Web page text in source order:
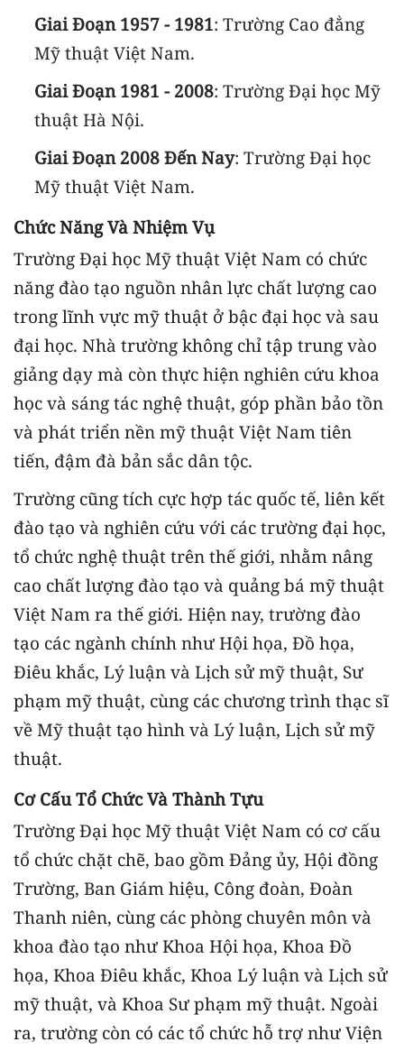
Giai Đoạn 1957 - 1981: Trường Cao đẳng
Mỹ thuật Việt Nam.
Giai Đoạn 1981 - 2008: Trường Đại học Mỹ
thuật Hà Nội.
Giai Đoạn 2008 Đến Nay: Trường Đại học
Mỹ thuật Việt Nam.
Chức Năng Và Nhiệm Vụ
Trường Đại học Mỹ thuật Việt Nam có chức
năng đào tạo nguồn nhân lực chất lượng cao
trong lĩnh vực mỹ thuật ở bậc đại học và sau
đại học. Nhà trường không chỉ tập trung vào
giảng dạy mà còn thực hiện nghiên cứu khoa
học và sáng tác nghệ thuật, góp phần bảo tồn
và phát triển nền mỹ thuật Việt Nam tiên
tiến, đậm đà bản sắc dân tộc.
Trường cũng tích cực hợp tác quốc tế, liên kết
đào tạo và nghiên cứu với các trường đại học,
tổ chức nghệ thuật trên thế giới, nhằm nâng
cao chất lượng đào tạo và quảng bá mỹ thuật
Việt Nam ra thế giới. Hiện nay, trường đào
tạo các ngành chính như Hội họa, Đồ họa,
Điêu khắc, Lý luận và Lịch sử mỹ thuật, Sư
phạm mỹ thuật, cùng các chương trình thạc sĩ
về Mỹ thuật tạo hình và Lý luận, Lịch sử mỹ
thuật.
Cơ Cấu Tổ Chức Và Thành Tựu
Trường Đại học Mỹ thuật Việt Nam có cơ cấu
tổ chức chặt chẽ, bao gồm Đảng ủy, Hội đồng
Trường, Ban Giám hiệu, Công đoàn, Đoàn
Thanh niên, cùng các phòng chuyên môn và
khoa đào tạo như Khoa Hội họa, Khoa Đồ
họa, Khoa Điêu khắc, Khoa Lý luận và Lịch sử
mỹ thuật, và Khoa Sư phạm mỹ thuật. Ngoài
ra, trường còn có các tổ chức hỗ trợ như Viện